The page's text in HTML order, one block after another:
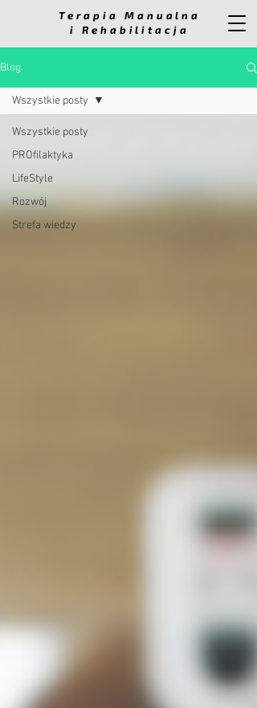
Terapia Manualna
i Rehabilitacja
Blog
Wszystkie posty
PROfilaktyka
LifeStyle
Rozwój
Strefa wiedzy
Wszystkie posty